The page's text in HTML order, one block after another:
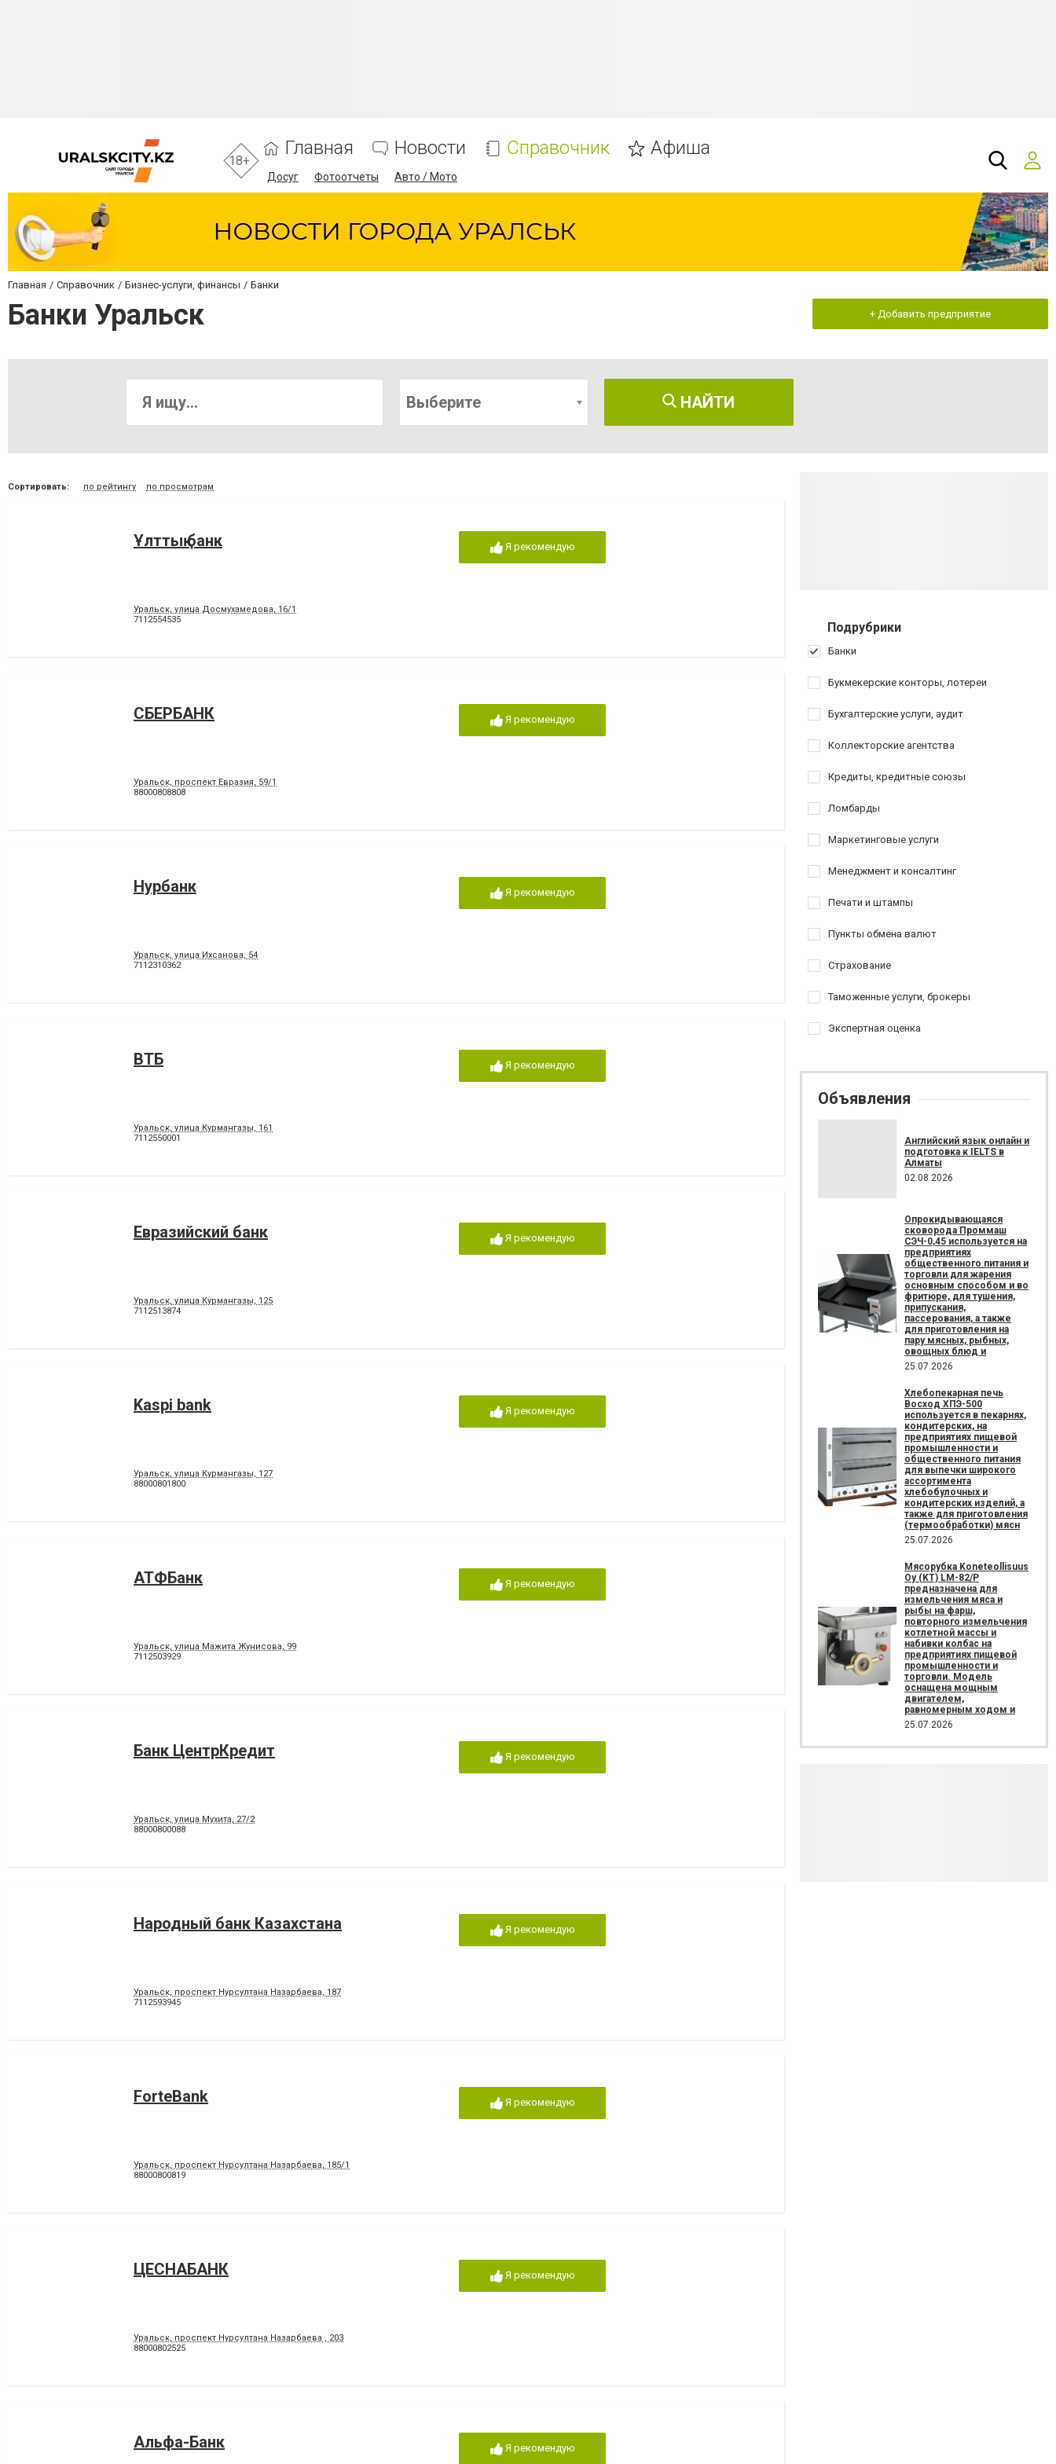
18+
Главная Новости Справочник Афиша
Досуг Фотоотчеты Авто / Мото
Главная Справочник Бизнес-услуги, финансы Банки
Банки Уральск + Добавить предприятие
Выберите НАЙТИ
Сортировать: по рейтингу по просмотрам
Ұлттық банк
Уральск, улица Досмухамедова, 16/1
7112554535
Я рекомендую
СБЕРБАНК
Уральск, проспект Евразия, 59/1
88000808808
Я рекомендую
Нурбанк
Уральск, улица Ихсанова, 54
7112310362
Я рекомендую
ВТБ
Уральск, улица Курмангазы, 161
7112550001
Я рекомендую
Евразийский банк
Уральск, улица Курмангазы, 125
7112513874
Я рекомендую
Kaspi bank
Уральск, улица Курмангазы, 127
88000801800
Я рекомендую
АТФБанк
Уральск, улица Мажита Жунисова, 99
7112503929
Я рекомендую
Банк ЦентрКредит
Уральск, улица Мухита, 27/2
88000800088
Я рекомендую
Народный банк Казахстана
Уральск, проспект Нурсултана Назарбаева, 187
7112593945
Я рекомендую
ForteBank
Уральск, проспект Нурсултана Назарбаева, 185/1
88000800819
Я рекомендую
ЦЕСНАБАНК
Уральск, проспект Нурсултана Назарбаева , 203
88000802525
Я рекомендую
Альфа-Банк Я рекомендую
Подрубрики
Банки
Букмекерские конторы, лотереи
Бухгалтерские услуги, аудит
Коллекторские агентства
Кредиты, кредитные союзы
Ломбарды
Маркетинговые услуги
Менеджмент и консалтинг
Печати и штампы
Пункты обмена валют
Страхование
Таможенные услуги, брокеры
Экспертная оценка
Объявления
Английский язык онлайн и
подготовка к IELTS в
Алматы
02.08.2026
Опрокидывающаяся
сковорода Проммаш
СЭЧ-0,45 используется на
предприятиях
общественного питания и
торговли для жарения
основным способом и во
фритюре, для тушения,
припускания,
пассерования, а также
для приготовления на
пару мясных, рыбных,
овощных блюд и
25.07.2026
Хлебопекарная печь
Восход ХПЭ-500
используется в пекарнях,
кондитерских, на
предприятиях пищевой
промышленности и
общественного питания
для выпечки широкого
ассортимента
хлебобулочных и
кондитерских изделий, а
также для приготовления
(термообработки) мясн
25.07.2026
Мясорубка Koneteollisuus
Oy (KT)​ LM-82/P
предназначена для
измельчения мяса и
рыбы на фарш,
повторного измельчения
котлетной массы и
набивки колбас на
предприятиях пищевой
промышленности и
торговли. Модель
оснащена мощным
двигателем,
равномерным ходом и
25.07.2026